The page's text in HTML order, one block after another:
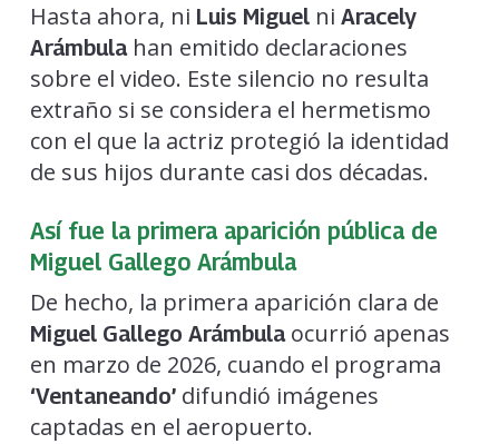
Hasta ahora, ni Luis Miguel ni Aracely
Arámbulahan emitido declaraciones
sobre el video. Este silencio no resulta
extraño si se considera el hermetismo
con el que la actriz protegió la identidad
de sus hijos durante casi dos décadas.
Así fue la primera aparición pública de
Miguel Gallego Arámbula
De hecho, la primera aparición clara de
Miguel Gallego Arámbula ocurrió apenas
en marzo de 2026, cuando el programa
‘Ventaneando’difundió imágenes
captadas en el aeropuerto.